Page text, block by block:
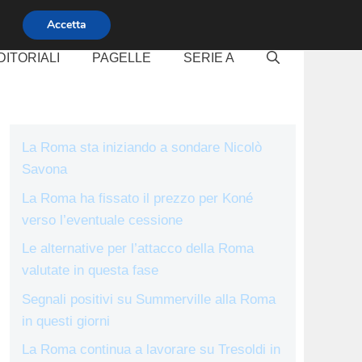
PAGELLE SERIE A
La Roma sta iniziando a sondare Nicolò
Savona
La Roma ha fissato il prezzo per Koné
verso l’eventuale cessione
Le alternative per l’attacco della Roma
valutate in questa fase
Segnali positivi su Summerville alla Roma
in questi giorni
La Roma continua a lavorare su Tresoldi in
Accetta